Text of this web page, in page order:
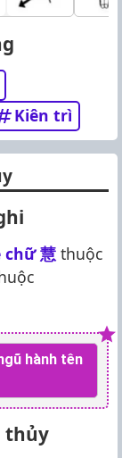
Kiên trì
chữ慧 thuộc
hành tên
thủy